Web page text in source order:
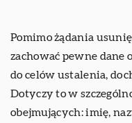
Pomimo żądania
zachować pewne dane
do celów ustalenia,
Dotyczy to w
obejmujących: imię,